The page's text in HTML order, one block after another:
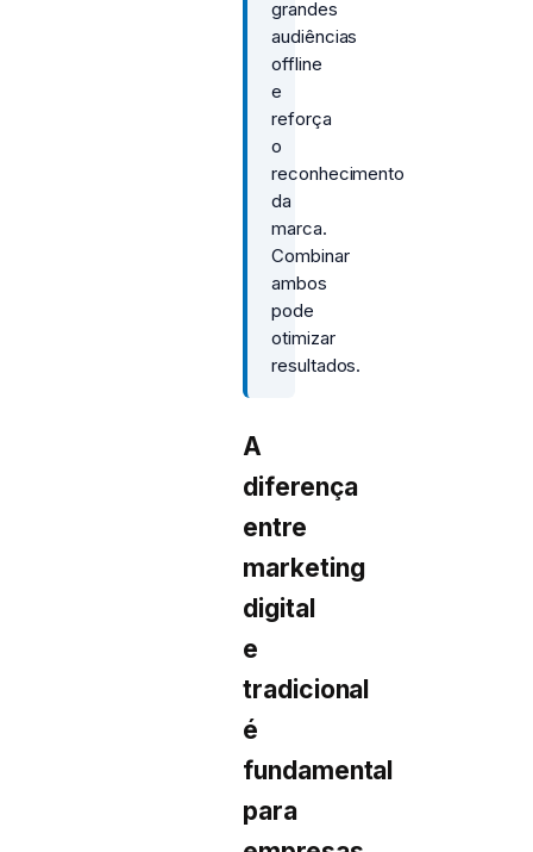
grandes
audiências
offline
e
reforça
o
reconhecimento
da
marca.
Combinar
ambos
pode
otimizar
resultados.
A
diferença
entre
marketing
digital
e
tradicional
é
fundamental
para